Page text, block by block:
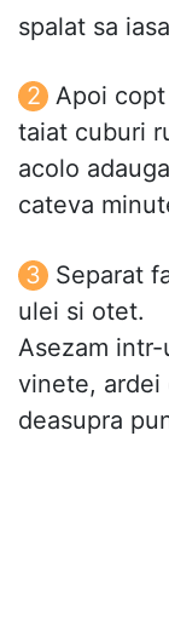
spalat sa
Apoi
taiat cuburi
acolo
cateva
Separat
ulei si otet.
Asezam
vinete, ardei
deasupra